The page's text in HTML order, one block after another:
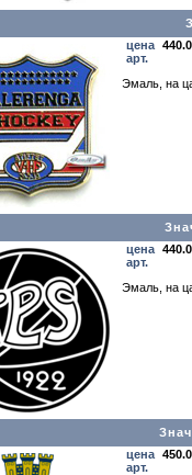
цена
арт.
Эмаль, на
цена
арт.
Эмаль, на
цена
арт.